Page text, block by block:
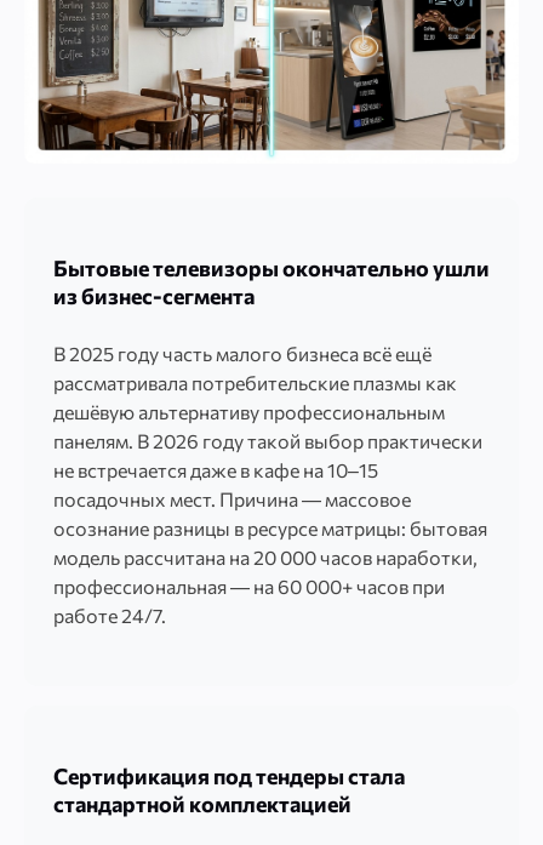
Бытовые телевизоры окончательно ушли
из бизнес-сегмента
В 2025 году часть малого бизнеса всё ещё
рассматривала потребительские плазмы как
дешёвую альтернативу профессиональным
панелям. В 2026 году такой выбор практически
не встречается даже в кафе на 10–15
посадочных мест. Причина — массовое
осознание разницы в ресурсе матрицы: бытовая
модель рассчитана на 20 000 часов наработки,
профессиональная — на 60 000+ часов при
работе 24/7.
Сертификация под тендеры стала
стандартной комплектацией